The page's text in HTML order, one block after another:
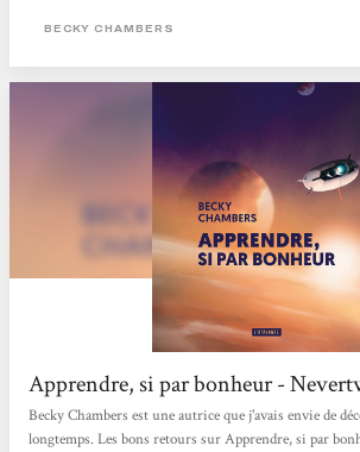
chaque fois, je trouve que les résumés de ses titres ne
BECKY CHAMBERS
Apprendre, si par bonheur -
Becky Chambers est une autrice que j'avais envie de
longtemps. Les bons retours sur Apprendre, si par